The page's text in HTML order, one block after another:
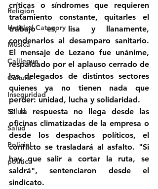
Religión
Untitled Category
Música
Calilegua
Cultura
Inseguridad
Salud
Salud
Policial
politica
críticas o síndromes que requieren
tratamiento constante, quitarles el
trabajo es, lisa y llanamente,
condenarlos al desamparo sanitario.
El mensaje de Lezano fue unánime,
respaldado por el aplauso cerrado de
los delegados de distintos sectores
quienes ya no tienen nada que
perder: unidad, lucha y solidaridad.
Si la respuesta no llega desde las
oficinas climatizadas de la empresa o
desde los despachos políticos, el
conflicto se trasladará al asfalto. "Si
hay que salir a cortar la ruta, se
saldrá", sentenciaron desde el
sindicato.